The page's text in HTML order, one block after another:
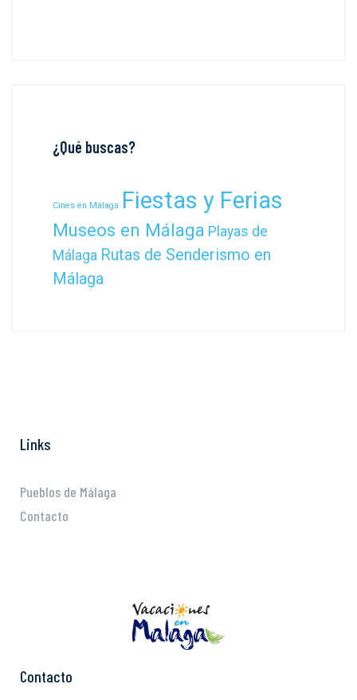
¿Qué buscas?
Cines en Málaga Fiestas y Ferias
Museos en Málaga Playas de
Málaga Rutas de Senderismo en
Málaga
Links
Pueblos de Málaga
Contacto
Contacto